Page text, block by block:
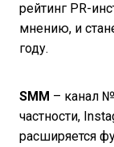
рейтинг PR-
мнению, и
году.
SMM – канал
частности,
расширяется